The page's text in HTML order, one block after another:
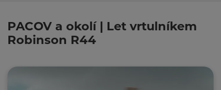
PACOV a okolí | Let vrtulníkem
Robinson R44